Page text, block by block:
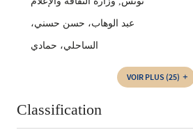
،عبد الوهاب، حسن حسني
الساحلي، حمادي
VOIR PLUS (25)
Classification